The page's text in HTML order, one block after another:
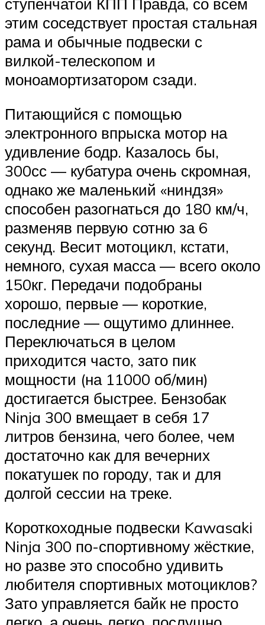
ступенчатой КПП Правда, со всем
этим соседствует простая стальная
рама и обычные подвески с
вилкой-телескопом и
моноамортизатором сзади.
Питающийся с помощью
электронного впрыска мотор на
удивление бодр. Казалось бы,
300сс — кубатура очень скромная,
однако же маленький «ниндзя»
способен разогнаться до 180 км/ч,
разменяв первую сотню за 6
секунд. Весит мотоцикл, кстати,
немного, сухая масса — всего около
150кг. Передачи подобраны
хорошо, первые — короткие,
последние — ощутимо длиннее.
Переключаться в целом
приходится часто, зато пик
мощности (на 11000 об/мин)
достигается быстрее. Бензобак
Ninja 300 вмещает в себя 17
литров бензина, чего более, чем
достаточно как для вечерних
покатушек по городу, так и для
долгой сессии на треке.
Короткоходные подвески Kawasaki
Ninja 300 по-спортивному жёсткие,
но разве это способно удивить
любителя спортивных мотоциклов?
Зато управляется байк не просто